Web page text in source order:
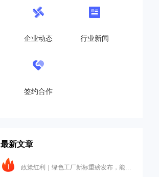
开源CRM
旗舰企业版
SaaS在线版
帮助中心
展的契机,活动策划公司就得在...
教育培训行业如雨后春笋般涌现，这
企业动态 行业新闻
签约合作
最新文章
1 政策红利｜绿色工厂新标重磅发布，能碳...